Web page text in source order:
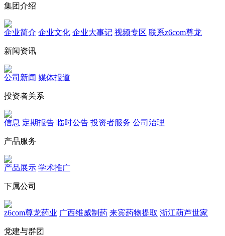
集团介绍
企业简介 企业文化 企业⼤事记 视频专区 联系z6com尊龙
新闻资讯
公司新闻 媒体报道
投资者关系
信息 定期报告 临时公告 投资者服务 公司治理
产品服务
产品展示 学术推广
下属公司
z6com尊龙药业 广西维威制药 来宾药物提取 浙江葫芦世家
党建与群团